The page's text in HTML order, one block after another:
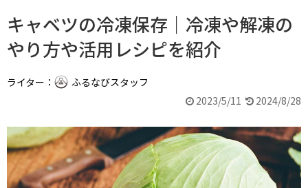
キャベツの冷凍保存｜冷凍や解凍の
やり方や活用レシピを紹介
ライター：
ふるなびスタッフ
2023/5/11
2024/8/28